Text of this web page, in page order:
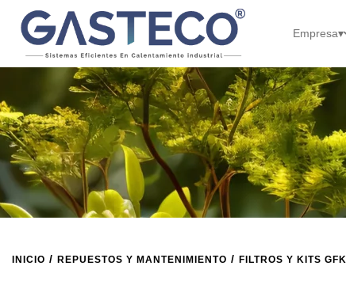
Empresa▾
INICIO / REPUESTOS Y MANTENIMIENTO / FILTROS Y KITS GFK